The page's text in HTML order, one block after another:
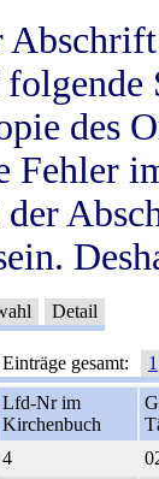
des
Fehler
Detail
gesamt: 1
Lfd-Nr im
Kirchenbuch
4